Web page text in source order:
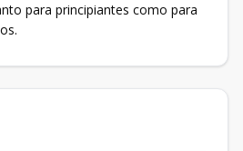
para principiantes como para